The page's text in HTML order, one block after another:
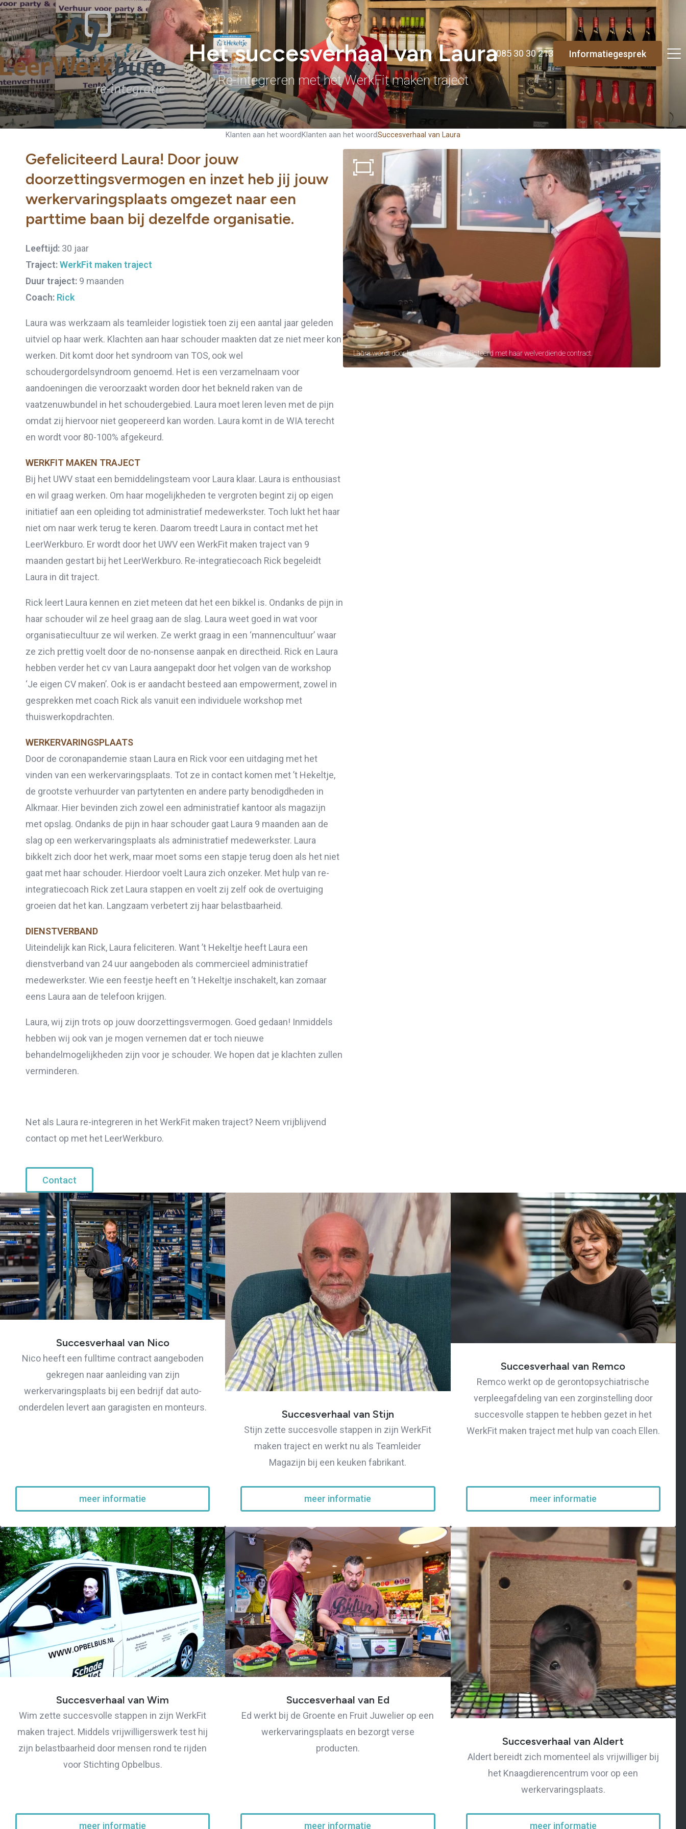
085 30 30 213 Informatiegesprek
Brochure
Vacatures
Laatste nieuws
Vacatures
Klanten aan het woord
Klanten aan het woord
Werkgever aan het woord
Het succesverhaal van Laura
Re-integreren met het WerkFit maken traject
Klanten aan het woord Klanten aan het woordSuccesverhaal van Laura
Gefeliciteerd Laura! Door jouw
doorzettingsvermogen en inzet heb jij jouw
werkervaringsplaats omgezet naar een
parttime baan bij dezelfde organisatie.
Leeftijd: 30 jaar
Traject:WerkFit maken traject
Duur traject: 9 maanden
Coach: Rick
Laura was werkzaam als teamleider logistiek toen zij een aantal jaar geleden
uitviel op haar werk. Klachten aan haar schouder maakten dat ze niet meer kon
werken. Dit komt door het syndroom van TOS, ook wel
schoudergordelsyndroom genoemd. Het is een verzamelnaam voor
aandoeningen die veroorzaakt worden door het bekneld raken van de
vaatzenuwbundel in het schoudergebied. Laura moet leren leven met de pijn
omdat zij hiervoor niet geopereerd kan worden. Laura komt in de WIA terecht
en wordt voor 80-100% afgekeurd.
WERKFIT MAKEN TRAJECT
Bij het UWV staat een bemiddelingsteam voor Laura klaar. Laura is enthousiast
en wil graag werken. Om haar mogelijkheden te vergroten begint zij op eigen
initiatief aan een opleiding tot administratief medewerkster. Toch lukt het haar
niet om naar werk terug te keren. Daarom treedt Laura in contact met het
LeerWerkburo. Er wordt door het UWV een WerkFit maken traject van 9
maanden gestart bij het LeerWerkburo. Re-integratiecoach Rick begeleidt
Laura in dit traject.
Rick leert Laura kennen en ziet meteen dat het een bikkel is. Ondanks de pijn in
haar schouder wil ze heel graag aan de slag. Laura weet goed in wat voor
organisatiecultuur ze wil werken. Ze werkt graag in een ‘mannencultuur’ waar
ze zich prettig voelt door de no-nonsense aanpak en directheid. Rick en Laura
hebben verder het cv van Laura aangepakt door het volgen van de workshop
‘Je eigen CV maken’. Ook is er aandacht besteed aan empowerment, zowel in
gesprekken met coach Rick als vanuit een individuele workshop met
thuiswerkopdrachten.
WERKERVARINGSPLAATS
Door de coronapandemie staan Laura en Rick voor een uitdaging met het
vinden van een werkervaringsplaats. Tot ze in contact komen met ’t Hekeltje,
de grootste verhuurder van partytenten en andere party benodigdheden in
Alkmaar. Hier bevinden zich zowel een administratief kantoor als magazijn
met opslag. Ondanks de pijn in haar schouder gaat Laura 9 maanden aan de
slag op een werkervaringsplaats als administratief medewerkster. Laura
bikkelt zich door het werk, maar moet soms een stapje terug doen als het niet
gaat met haar schouder. Hierdoor voelt Laura zich onzeker. Met hulp van re-
integratiecoach Rick zet Laura stappen en voelt zij zelf ook de overtuiging
groeien dat het kan. Langzaam verbetert zij haar belastbaarheid.
DIENSTVERBAND
Uiteindelijk kan Rick, Laura feliciteren. Want ’t Hekeltje heeft Laura een
dienstverband van 24 uur aangeboden als commercieel administratief
medewerkster. Wie een feestje heeft en ’t Hekeltje inschakelt, kan zomaar
eens Laura aan de telefoon krijgen.
Laura, wij zijn trots op jouw doorzettingsvermogen. Goed gedaan! Inmiddels
hebben wij ook van je mogen vernemen dat er toch nieuwe
behandelmogelijkheden zijn voor je schouder. We hopen dat je klachten zullen
verminderen.
Net als Laura re-integreren in het WerkFit maken traject? Neem vrijblijvend
contact op met het LeerWerkburo.
Contact
Laura wordt door haar werkgever gefeliciteerd met haar welverdiende contract.
Succesverhaal van Nico
Nico heeft een fulltime contract aangeboden
gekregen naar aanleiding van zijn
werkervaringsplaats bij een bedrijf dat auto-
onderdelen levert aan garagisten en monteurs.
meer informatie
Succesverhaal van Stijn
Stijn zette succesvolle stappen in zijn WerkFit
maken traject en werkt nu als Teamleider
Magazijn bij een keuken fabrikant.
meer informatie
Succesverhaal van Remco
Remco werkt op de gerontopsychiatrische
verpleegafdeling van een zorginstelling door
succesvolle stappen te hebben gezet in het
WerkFit maken traject met hulp van coach Ellen.
meer informatie
Succesverhaal van Wim
Wim zette succesvolle stappen in zijn WerkFit
maken traject. Middels vrijwilligerswerk test hij
zijn belastbaarheid door mensen rond te rijden
voor Stichting Opbelbus.
meer informatie
Succesverhaal van Ed
Ed werkt bij de Groente en Fruit Juwelier op een
werkervaringsplaats en bezorgt verse
producten.
meer informatie
Succesverhaal van Aldert
Aldert bereidt zich momenteel als vrijwilliger bij
het Knaagdierencentrum voor op een
werkervaringsplaats.
meer informatie